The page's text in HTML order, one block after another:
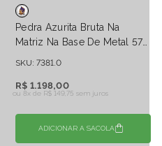
Pedra Azurita Bruta Na
Matriz Na Base De Metal 575
SKU: 7381.0
R$ 1.198,00
ou 8x de R$ 149,75 sem juros
ADICIONAR A SACOLA